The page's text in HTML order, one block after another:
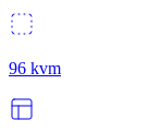
96 kvm